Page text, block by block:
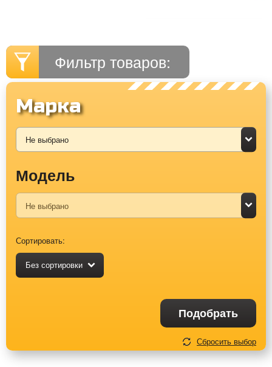
Фильтр товаров:
Марка
Модель
Сортировать:
Без сортировки
Подобрать
Сбросить выбор